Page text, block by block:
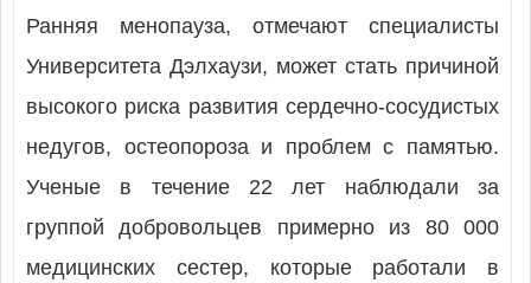
Ранняя менопауза, отмечают специалисты
Университета Дэлхаузи, может стать причиной
высокого риска развития сердечно-сосудистых
недугов, остеопороза и проблем с памятью.
Ученые в течение 22 лет наблюдали за
группой добровольцев примерно из 80 000
медицинских сестер, которые работали в